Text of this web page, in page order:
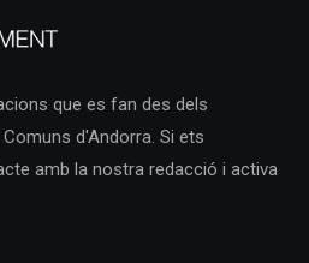
que es fan des dels
d'Andorra. Si ets
amb la nostra redacció i activa